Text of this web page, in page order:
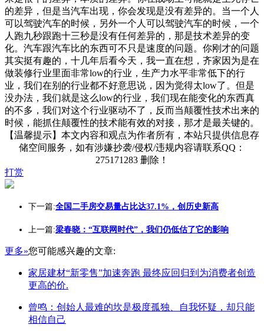
的差异，但是当汽车出现，你会发现是没有差异的。当一个人
可以驾驶汽车的时候，另外一个人可以驾驶汽车的时候，一个
人跑九秒跟跑十三秒是没有任何差异的，那是技术差异的变
化。汽车跟汽车比的东西可不只是速度的问题。你刚才的问题
其实挺有趣的，十几年后看今天，我一直在想，齐家因为是在
做装修行业里面非常low的行业，生产力水平非常低下的行
业，我们在别的行业都不好意思说，因为觉得太low了。但是
没办法，我们就是这么low的行业，我们现在能变化的东西真
的不多，我们对这个行业驱动不了，反而当颠覆性技术出来的
时候，能抓住颠覆性的技术能有效的对接，那才是最关键的。
【温馨提示】本文内容和观点为作者所有，本站只提供信息存
储空间服务，如有涉嫌抄袭/侵权/违规内容请联系QQ：
275171283 删除！
打赏
下一篇:全国二手房交易量占比达37.1%，创历史新高
上一篇:梁春晓：“互联网时代”，我们仍低估了它的影响
更多»您可能感兴趣的文章:
家居建材“新零售”加速奔跑 最终应回归到为消费者创造
更高的价.
曾鸣：创始人最难的坎是极度孤独、自我怀疑，却只能
相信自己